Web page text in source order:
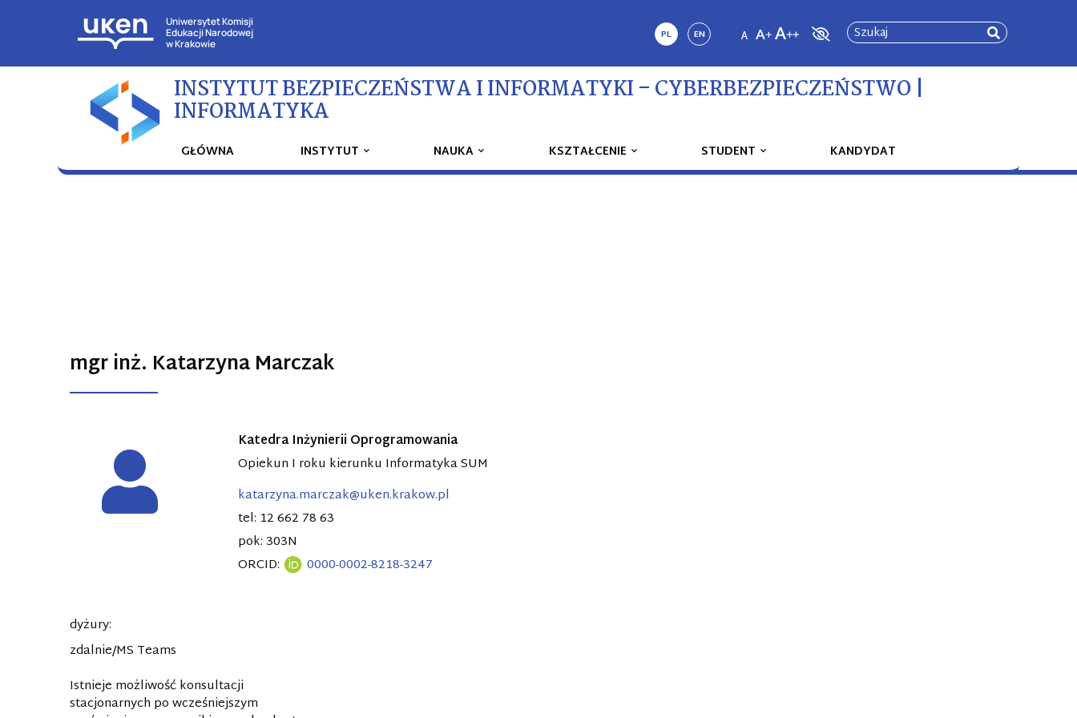
Uniwersytet Komisji
Edukacji Narodowej
w Krakowie
PL EN Szukaj
INSTYTUT BEZPIECZEŃSTWA I INFORMATYKI – CYBERBEZPIECZEŃSTWO |
INFORMATYKA
GŁÓWNA INSTYTUT NAUKA KSZTAŁCENIE STUDENT KANDYDAT
mgr inż. Katarzyna Marczak
Katedra Inżynierii Oprogramowania
Opiekun I roku kierunku Informatyka SUM
katarzyna.marczak@uken.krakow.pl
tel: 12 662 78 63
pok: 303N
ORCID:
0000-0002-8218-3247
dyżury:
zdalnie/MS Teams
Istnieje możliwość konsultacji
stacjonarnych po wcześniejszym